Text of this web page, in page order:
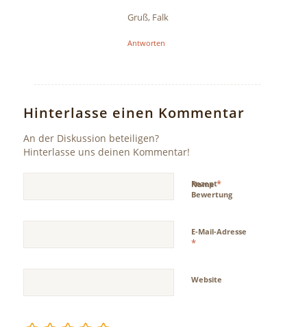
Gruß, Falk
Antworten
Hinterlasse einen Kommentar
An der Diskussion beteiligen?
Hinterlasse uns deinen Kommentar!
Name*
E-Mail-Adresse
*
Website
Rezept
Bewertung